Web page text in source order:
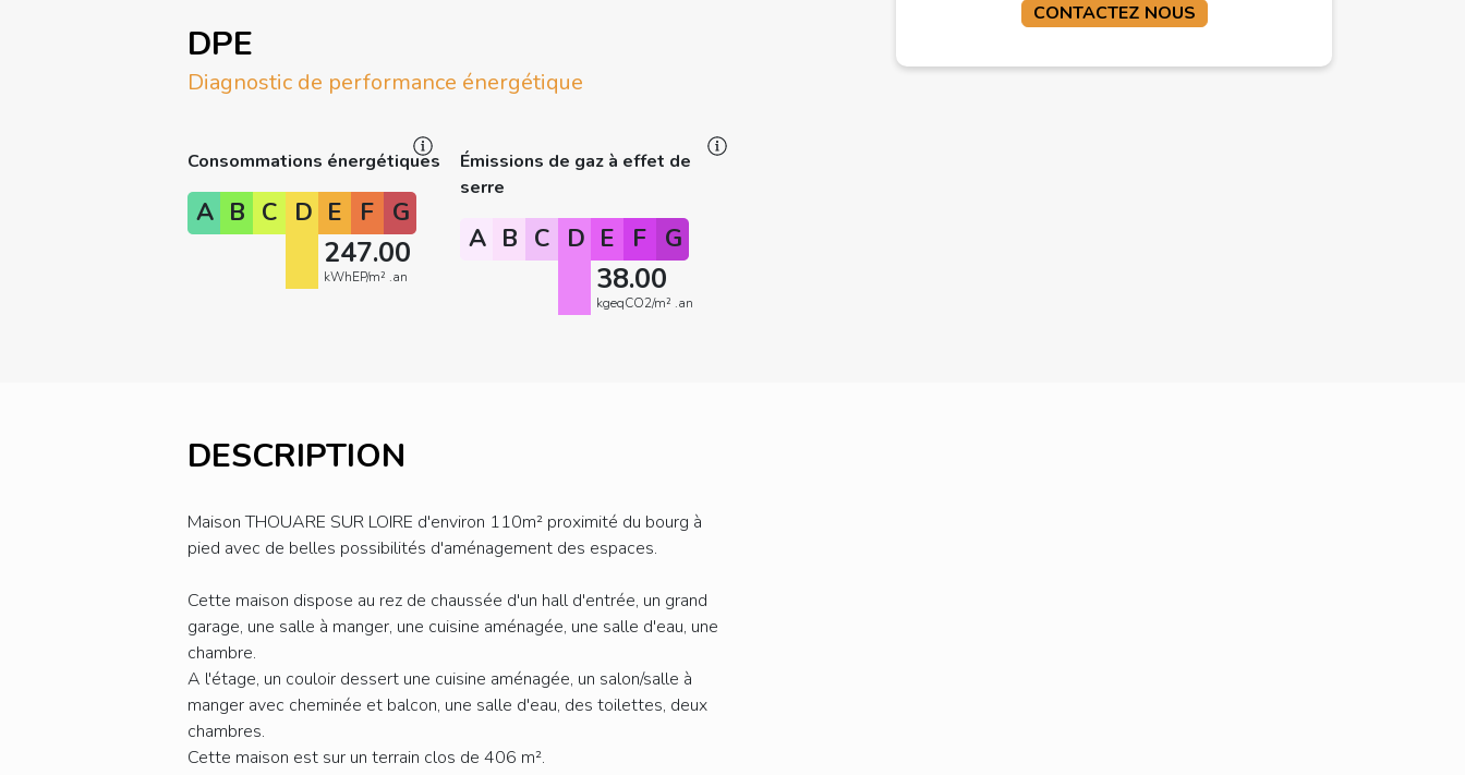
CONTACTEZ NOUS
DPE
Diagnostic de performance énergétique
Consommations énergétiques
A B C D E F G
247.00
kWhEP/m² .an
Émissions de gaz à effet de
serre
A B C D E F G
38.00
kgeqCO2/m² .an
DESCRIPTION
Maison THOUARE SUR LOIRE d'environ 110m² proximité du bourg à
pied avec de belles possibilités d'aménagement des espaces.
Cette maison dispose au rez de chaussée d'un hall d'entrée, un grand
garage, une salle à manger, une cuisine aménagée, une salle d'eau, une
chambre.
A l'étage, un couloir dessert une cuisine aménagée, un salon/salle à
manger avec cheminée et balcon, une salle d'eau, des toilettes, deux
chambres.
Cette maison est sur un terrain clos de 406 m².